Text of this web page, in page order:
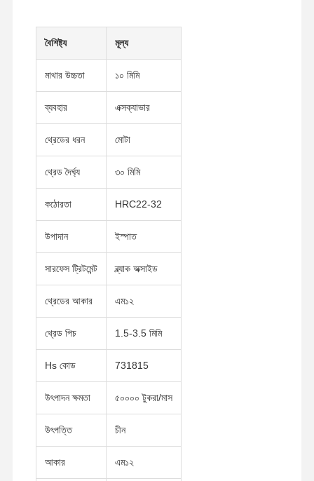
বাড়ি
বৈশিষ্ট্য মূল্য
মাথার উচ্চতা ১০ মিমি
ব্যবহার এক্সক্যাভার
থ্রেডের ধরন মোটা
থ্রেড দৈর্ঘ্য ৩০ মিমি
কঠোরতা HRC22-32
উপাদান ইস্পাত
সারফেস ট্রিটমেন্ট ব্ল্যাক অক্সাইড
থ্রেডের আকার এম১২
থ্রেড পিচ 1.5-3.5 মিমি
Hs কোড 731815
উৎপাদন ক্ষমতা ৫০০০০ টুকরা/মাস
উৎপত্তি চীন
আকার এম১২